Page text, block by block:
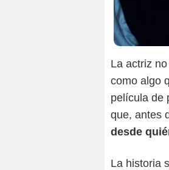
La actriz
como algo
película de
que, antes
desde
La historia